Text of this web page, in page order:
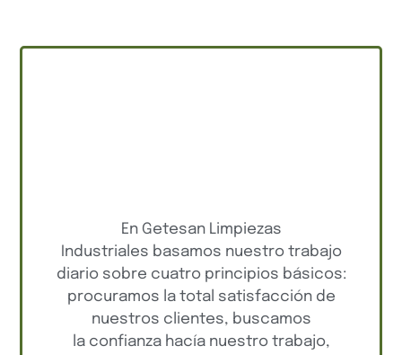
En Getesan Limpiezas
Industriales basamos nuestro trabajo
diario sobre cuatro principios básicos:
procuramos la total satisfacción de
nuestros clientes, buscamos
la confianza hacía nuestro trabajo,